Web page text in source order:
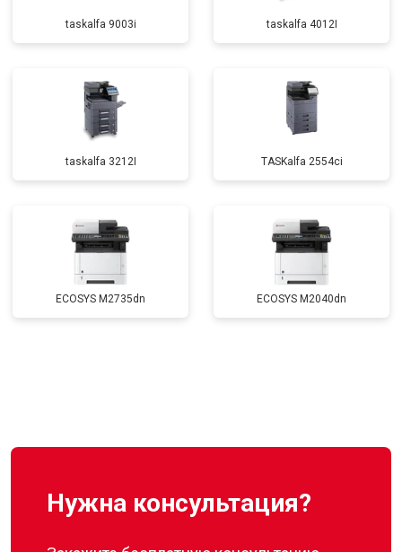
taskalfa 9003i taskalfa 4012I
taskalfa 3212I TASKalfa 2554ci
ECOSYS M2735dn ECOSYS M2040dn
Нужна консультация?